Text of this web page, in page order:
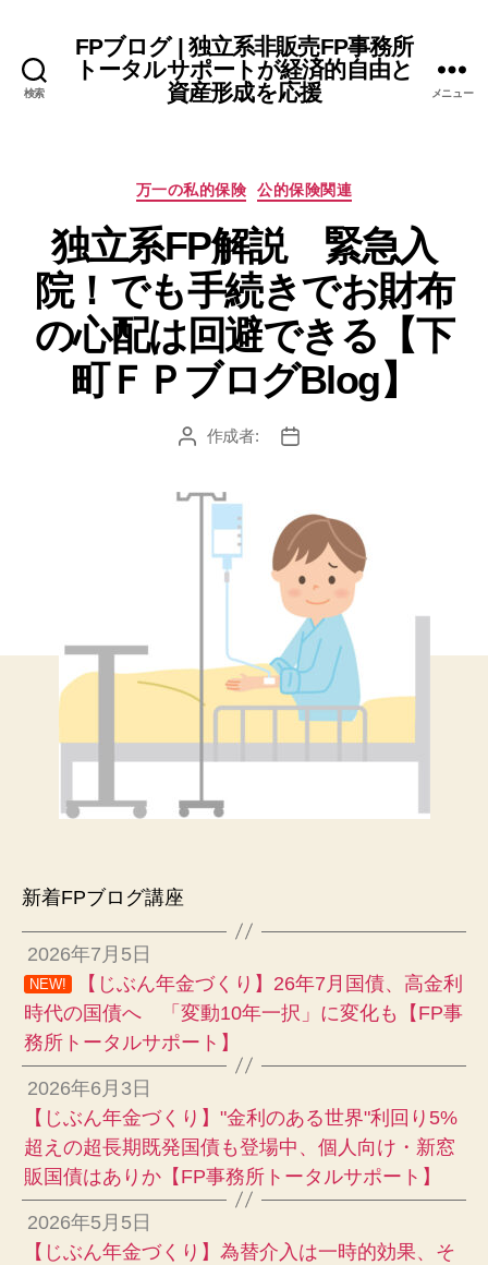
検索
FPブログ | 独立系非販売FP事務所
トータルサポートが経済的自由と
資産形成を応援
メニュー
カ
ゴ
リ
ー
万一の私的保険 公的保険関連
独立系FP解説 緊急入
院！でも手続きでお財布
の心配は回避できる【下
町ＦＰブログBlog】
投 作成者:
投
新着FPブログ講座
2026年7月5日
NEW!
【じぶん年金づくり】26年7月国債、高金利
時代の国債へ 「変動10年一択」に変化も【FP事
務所トータルサポート】
2026年6月3日
【じぶん年金づくり】"金利のある世界"利回り5%
超えの超長期既発国債も登場中、個人向け・新窓
販国債はありか【FP事務所トータルサポート】
2026年5月5日
【じぶん年金づくり】為替介入は一時的効果、そ